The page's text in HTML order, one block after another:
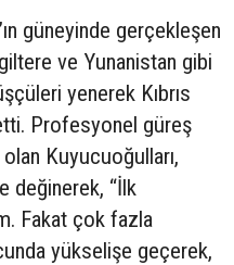
güneyinde gerçekleşen
ve Yunanistan gibi
yenerek Kıbrıs
Profesyonel güreş
olan Kuyucuoğulları,
değinerek, “İlk
Fakat çok fazla
yükselişe geçerek,